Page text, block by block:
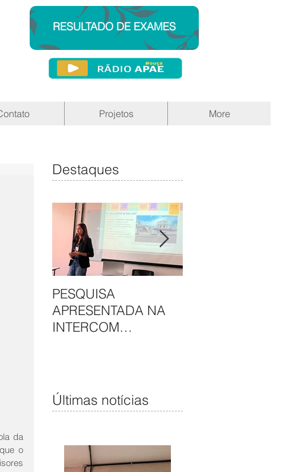
RESULTADO DE EXAMES
Projetos More
da
o
Destaques
PESQUISA
APRESENTADA NA
INTERCOM
Últimas notícias